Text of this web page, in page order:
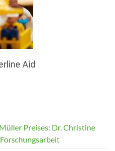
Aid
Preises: Dr. Christine